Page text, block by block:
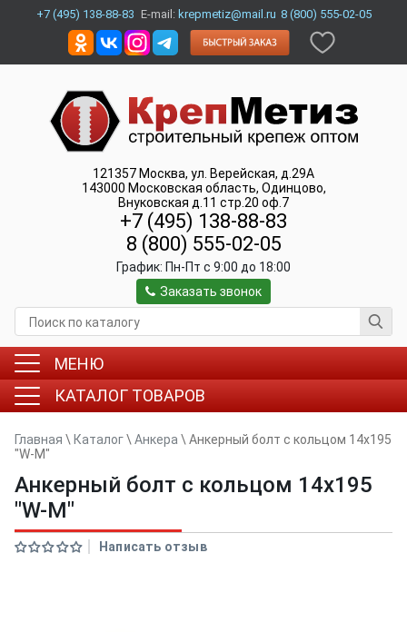
+7 (495) 138-88-83 E-mail: krepmetiz@mail.ru 8 (800) 555-02-05
121357 Москва, ул. Верейская, д.29А
143000 Московская область, Одинцово,
Внуковская д.11 стр.20 оф.7
+7 (495) 138-88-83
8 (800) 555-02-05
График: Пн-Пт c 9:00 до 18:00
Заказать звонок
МЕНЮ
КАТАЛОГ ТОВАРОВ
Главная \ Каталог\ Анкера \ Анкерный болт с кольцом 14x195
"W-M"
Анкерный болт с кольцом 14x195
"W-M"
Написать отзыв